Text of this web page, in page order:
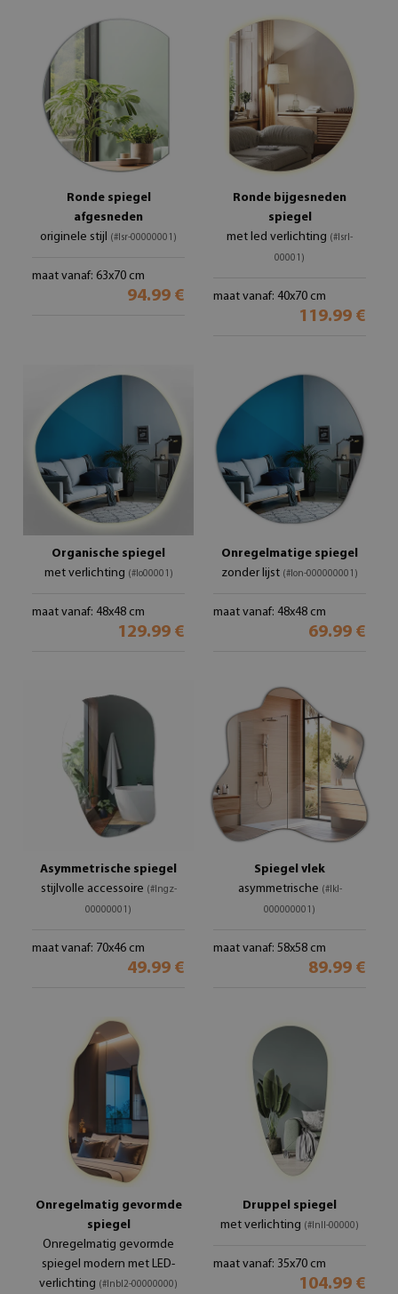
Ronde spiegel
afgesneden
originele stijl (#lsr-00000001)
maat vanaf: 63x70 cm
94.99 €
Ronde bijgesneden
spiegel
met led verlichting (#lsrl-
00001)
maat vanaf: 40x70 cm
119.99 €
Organische spiegel
met verlichting (#lo00001)
maat vanaf: 48x48 cm
129.99 €
Onregelmatige spiegel
zonder lijst (#lon-000000001)
maat vanaf: 48x48 cm
69.99 €
Asymmetrische spiegel
stijlvolle accessoire (#lngz-
00000001)
maat vanaf: 70x46 cm
49.99 €
Spiegel vlek
asymmetrische (#lkl-
000000001)
maat vanaf: 58x58 cm
89.99 €
Onregelmatig gevormde
spiegel
Onregelmatig gevormde
spiegel modern met LED-
verlichting (#lnbl2-00000000)
Druppel spiegel
met verlichting (#lnll-00000)
maat vanaf: 35x70 cm
104.99 €